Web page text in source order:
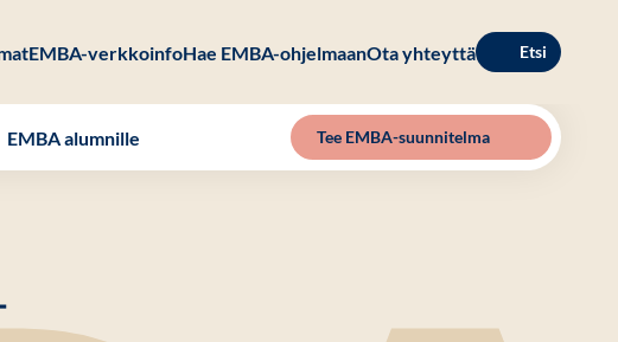
EMBA-verkkoinfoHae EMBA-ohjelmaanOta yhteyttä Etsi
EMBA alumnille Tee EMBA-suunnitelma